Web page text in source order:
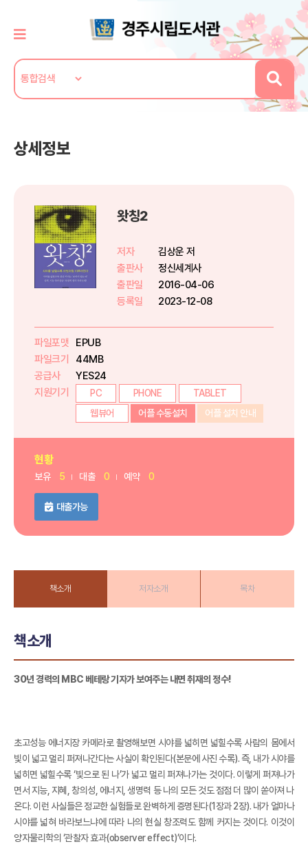
상세정보
왓칭2
저자
김상운 저
출판사
정신세계사
출판일
2016-04-06
등록일
2023-12-08
파일포맷
EPUB
파일크기
44MB
공급사
YES24
지원기기
PC PHONE
TABLET
웹뷰어
어플 수동설치 어플 설치 안내
현황
보유 5 대출 0 예약 0
대출가능
책소개 저자소개 목차
책소개
30년 경력의 MBC 베테랑 기자가 보여주는 내면 취재의 정수!
초고성능 에너지장 카메라로 촬영해보면 시야를 넓히면 넓힐수록 사람의 몸에서
빛이 넓고 멀리 퍼져나간다는 사실이 확인된다(본문에 사진 수록). 즉, 내가 시야를
넓히면 넓힐수록 ‘빛으로 된 나’가 넓고 멀리 퍼져나가는 것이다. 이렇게 퍼져나가
면서 지능, 지혜, 창의성, 에너지, 생명력 등 나의 모든 것도 점점 더 많이 쏟아져 나
온다. 이런 사실들은 정교한 실험들로 완벽하게 증명된다(1장과 2장). 내가 얼마나
시야를 넓혀 바라보느냐에 따라 나의 현실 창조력도 함께 커지는 것이다. 이것이
양자물리학의 ‘관찰자 효과(observer effect)’이다.